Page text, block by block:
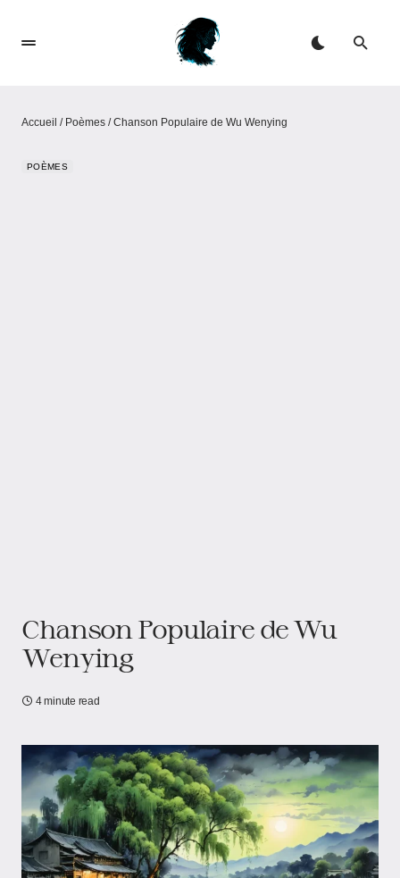
Accueil / Poèmes /Chanson Populaire de Wu Wenying
POÈMES
Chanson Populaire de Wu
Wenying
4 minute read